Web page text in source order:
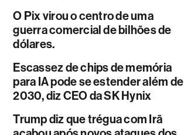
O Pix virou o centro de uma
guerra comercial de bilhões de
dólares.
Escassez de chips de memória
para IA pode se estender além de
2030, diz CEO da SK Hynix
Trump diz que trégua com Irã